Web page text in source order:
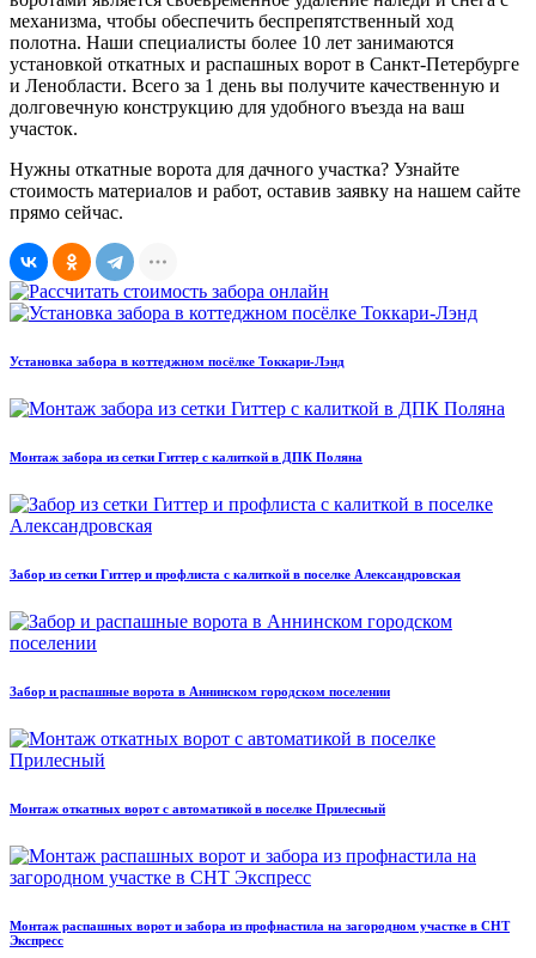
механизма, чтобы обеспечить беспрепятственный ход
полотна. Наши специалисты более 10 лет занимаются
установкой откатных и распашных ворот в Санкт-Петербурге
и Ленобласти. Всего за 1 день вы получите качественную и
долговечную конструкцию для удобного въезда на ваш
участок.
Нужны откатные ворота для дачного участка? Узнайте
стоимость материалов и работ, оставив заявку на нашем сайте
прямо сейчас.
Установка забора в коттеджном посёлке Токкари-Лэнд
Монтаж забора из сетки Гиттер с калиткой в ДПК Поляна
Забор из сетки Гиттер и профлиста с калиткой в поселке Александровская
Забор и распашные ворота в Аннинском городском поселении
Монтаж откатных ворот с автоматикой в поселке Прилесный
Монтаж распашных ворот и забора из профнастила на загородном участке в СНТ
Экспресс